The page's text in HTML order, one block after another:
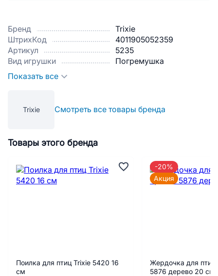
Бренд
Trixie
ШтрихКод
4011905052359
Артикул
5235
Вид игрушки
Погремушка
Показать все
Trixie Смотреть все товары бренда
Товары этого бренда
Поилка для птиц Trixie 5420 16
см
Жердочка для птиц
5876 дерево 20 см
-20%
Акция